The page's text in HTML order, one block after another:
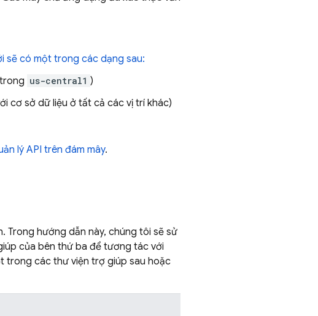
sẽ có một trong các dạng sau:
us-central1 )
cơ sở dữ liệu ở tất cả các vị trí khác)
lý API trên đám mây.
Trong hướng dẫn này, chúng tôi sẽ sử
của bên thứ ba để tương tác với
trong các thư viện trợ giúp sau hoặc